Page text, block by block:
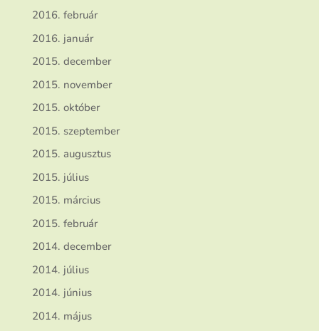
2016. február
2016. január
2015. december
2015. november
2015. október
2015. szeptember
2015. augusztus
2015. július
2015. március
2015. február
2014. december
2014. július
2014. június
2014. május